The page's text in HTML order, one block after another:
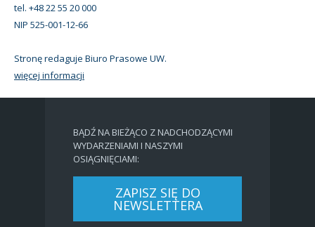
tel. +48 22 55 20 000
NIP 525-001-12-66
Stronę redaguje Biuro Prasowe UW.
więcej informacji
BĄDŹ NA BIEŻĄCO Z NADCHODZĄCYMI
WYDARZENIAMI I NASZYMI
OSIĄGNIĘCIAMI:
ZAPISZ SIĘ DO
NEWSLETTERA